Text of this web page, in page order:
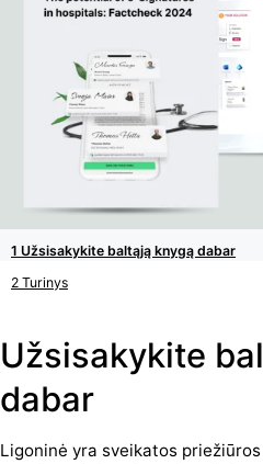
Užsisakykite baltąją knygą dabar
Turinys
Užsisakykite
dabar
Ligoninė yra sveikatos